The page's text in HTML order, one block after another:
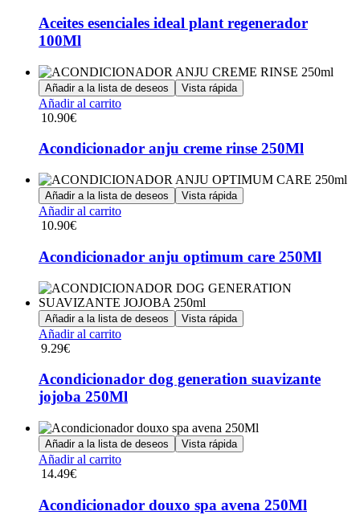
página
Aceites esenciales ideal plant regenerador
100Ml
Añadir a la lista de deseos Vista rápida
Añadir al carrito
10.90€
Acondicionador anju creme rinse 250Ml
Añadir a la lista de deseos Vista rápida
Añadir al carrito
10.90€
Acondicionador anju optimum care 250Ml
Añadir a la lista de deseos Vista rápida
Añadir al carrito
9.29€
Acondicionador dog generation suavizante
jojoba 250Ml
Añadir a la lista de deseos Vista rápida
Añadir al carrito
14.49€
Acondicionador douxo spa avena 250Ml